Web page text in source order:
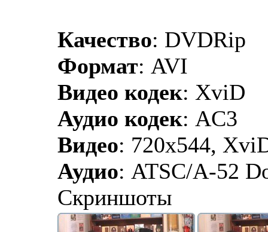
Качество: DVDRip
Формат: AVI
Видео кодек: XviD
Аудио кодек: AC3
Видео: 720x544,
Аудио: ATSC/A-52
Скриншоты